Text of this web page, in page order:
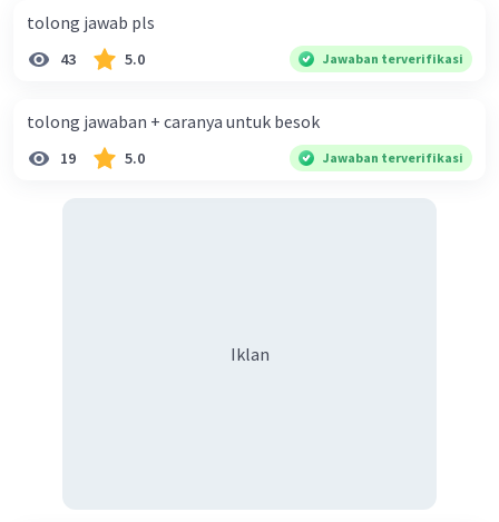
Iklan
tolong jawab pls
43 5.0 Jawaban terverifikasi
tolong jawaban + caranya untuk besok
19 5.0 Jawaban terverifikasi
Iklan